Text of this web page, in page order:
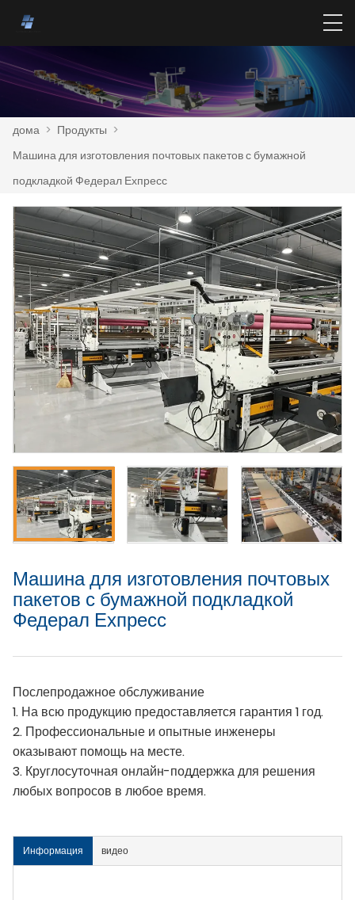
дома > Продукты >
Машина для изготовления почтовых пакетов с бумажной
подкладкой Федерал Ехпресс
Машина для изготовления почтовых
пакетов с бумажной подкладкой
Федерал Ехпресс
Послепродажное обслуживание
1. На всю продукцию предоставляется гарантия 1 год.
2. Профессиональные и опытные инженеры
оказывают помощь на месте.
3. Круглосуточная онлайн-поддержка для решения
любых вопросов в любое время.
Информация видео